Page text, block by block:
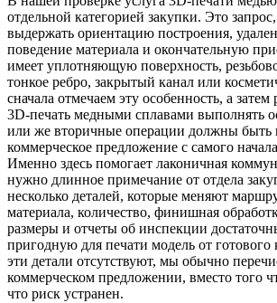
отдельной категорией закупки. Это
выдержать ориентацию построения,
поведение материала и окончательную
имеет уплотняющую поверхность,
тонкое ребро, закрытый канал или
сначала отмечаем эту особенность, а
3D-печать медными сплавами выполнять
или же вторичные операции должны быть
коммерческое предложение с самого
Именно здесь помогает лаконичная
нужно длинное примечание от отдела
несколько деталей, которые меняют
материала, количество, финишная
размеры и отчеты об инспекции
пригодную для печати модель от готового
эти детали отсутствуют, мы обычно
коммерческом предложении, вместо того
что риск устранен.